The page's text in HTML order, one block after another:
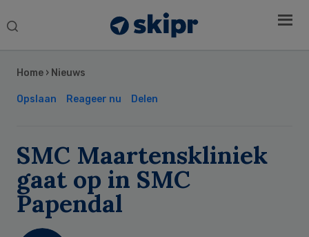
Search
Home › Nieuws
Opslaan Reageer nu Delen
SMC Maartenskliniek
gaat op in SMC
Papendal
Sidebar